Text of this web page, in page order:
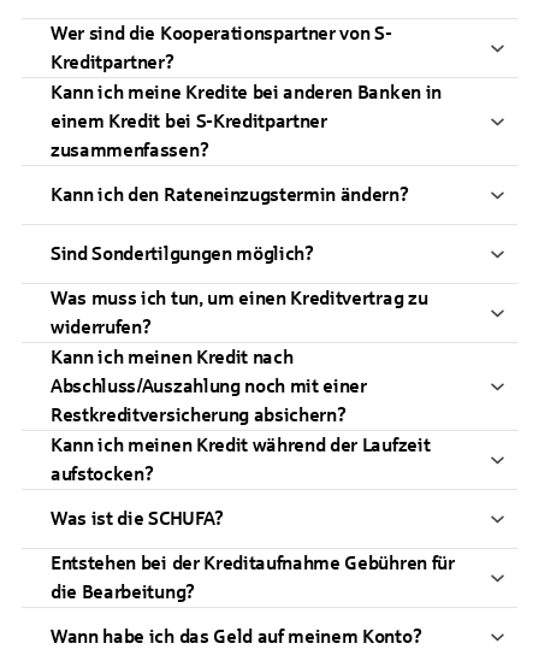
Wer sind die Kooperationspartner von S-
Kreditpartner?
Kann ich meine Kredite bei anderen Banken in
einem Kredit bei S-Kreditpartner
zusammenfassen?
Kann ich den Rateneinzugstermin ändern?
Sind Sondertilgungen möglich?
Was muss ich tun, um einen Kreditvertrag zu
widerrufen?
Kann ich meinen Kredit nach
Abschluss/Auszahlung noch mit einer
Restkreditversicherung absichern?
Kann ich meinen Kredit während der Laufzeit
aufstocken?
Was ist die SCHUFA?
Entstehen bei der Kreditaufnahme Gebühren für
die Bearbeitung?
Wann habe ich das Geld auf meinem Konto?